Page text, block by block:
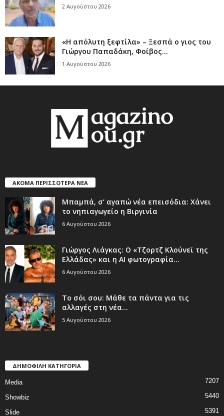
2 Αυγούστου 2026
«Η απόλυτη ξεφτίλα» – Ξεσπά ο γιος του
Γιώργου Παπαδάκη, Φοίβος...
1 Αυγούστου 2026
ΑΚΟΜΑ ΠΕΡΙΣΣΟΤΕΡΑ ΝΕΑ
Μπαμπά, σ’ αγαπώ νέα επεισόδια: Χάνει
το νηπιαγωγείο η Βιργινία
6 Αυγούστου 2026
Γιώργος Λιάγκας: Ο «Τζορτζ Κλούνεϊ της
Ελλάδας» και η AI φωτογραφία...
6 Αυγούστου 2026
Το σόι σου: Μάθε τα πάντα για τις
αλλαγές στη νέα...
5 Αυγούστου 2026
ΔΗΜΟΦΙΛΗ ΚΑΤΗΓΟΡΙΑ
Media 7207
Showbiz 5440
Slide 5391